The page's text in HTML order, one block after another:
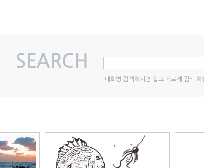
SEARCH
대회명 검색하시면 쉽고 빠르게 검색 하